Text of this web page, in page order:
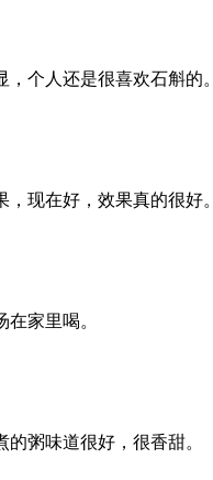
个人还是很喜欢石斛的。
现在好，效果真的很好。
家里喝。
粥味道很好，很香甜。